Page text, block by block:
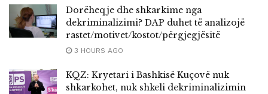
Dorëheqje dhe shkarkime nga
dekriminalizimi? DAP duhet të analizojë
rastet/motivet/kostot/përgjegjësitë
3 HOURS AGO
KQZ: Kryetari i Bashkisë Kuçovë nuk
shkarkohet, nuk shkeli dekriminalizimin